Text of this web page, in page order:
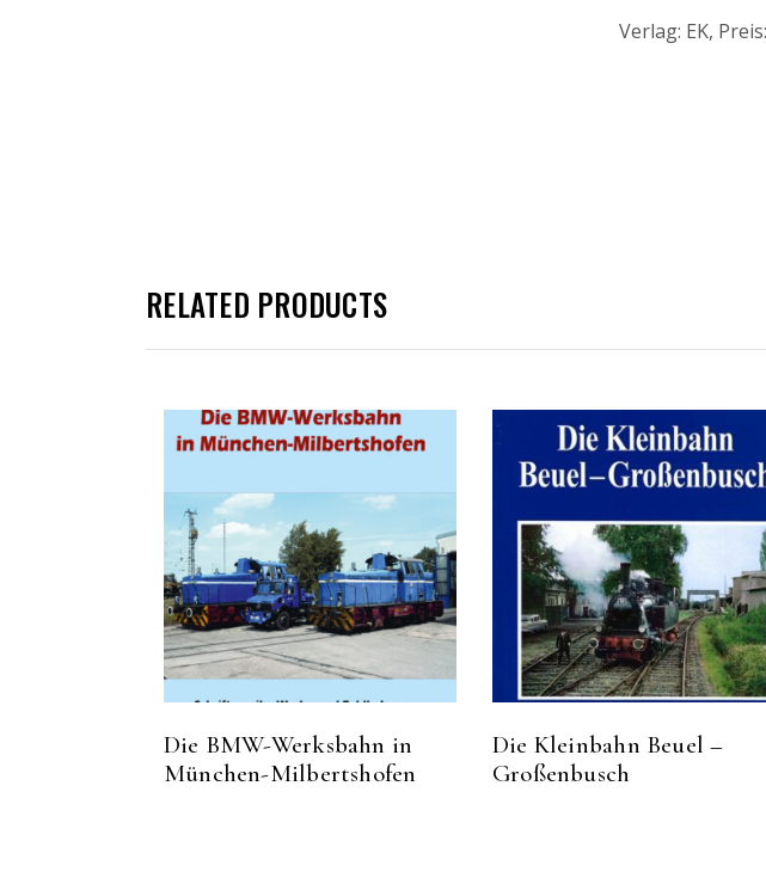
Verlag: EK,
RELATED PRODUCTS
Die BMW-Werksbahn in
München-Milbertshofen
Die Kleinbahn Beuel –
Großenbusch